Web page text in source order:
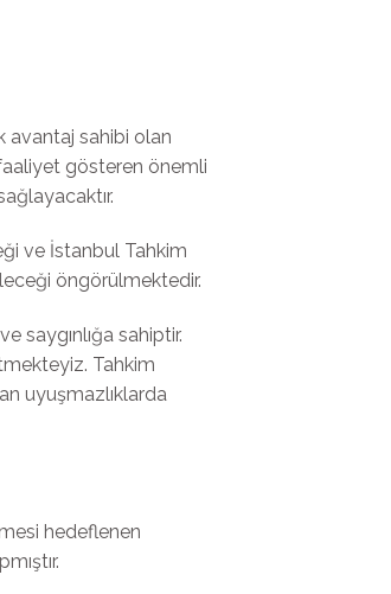
avantaj sahibi olan
gösteren önemli
ve İstanbul Tahkim
öngörülmektedir.
saygınlığa sahiptir.
Tahkim
uyuşmazlıklarda
hedeflenen